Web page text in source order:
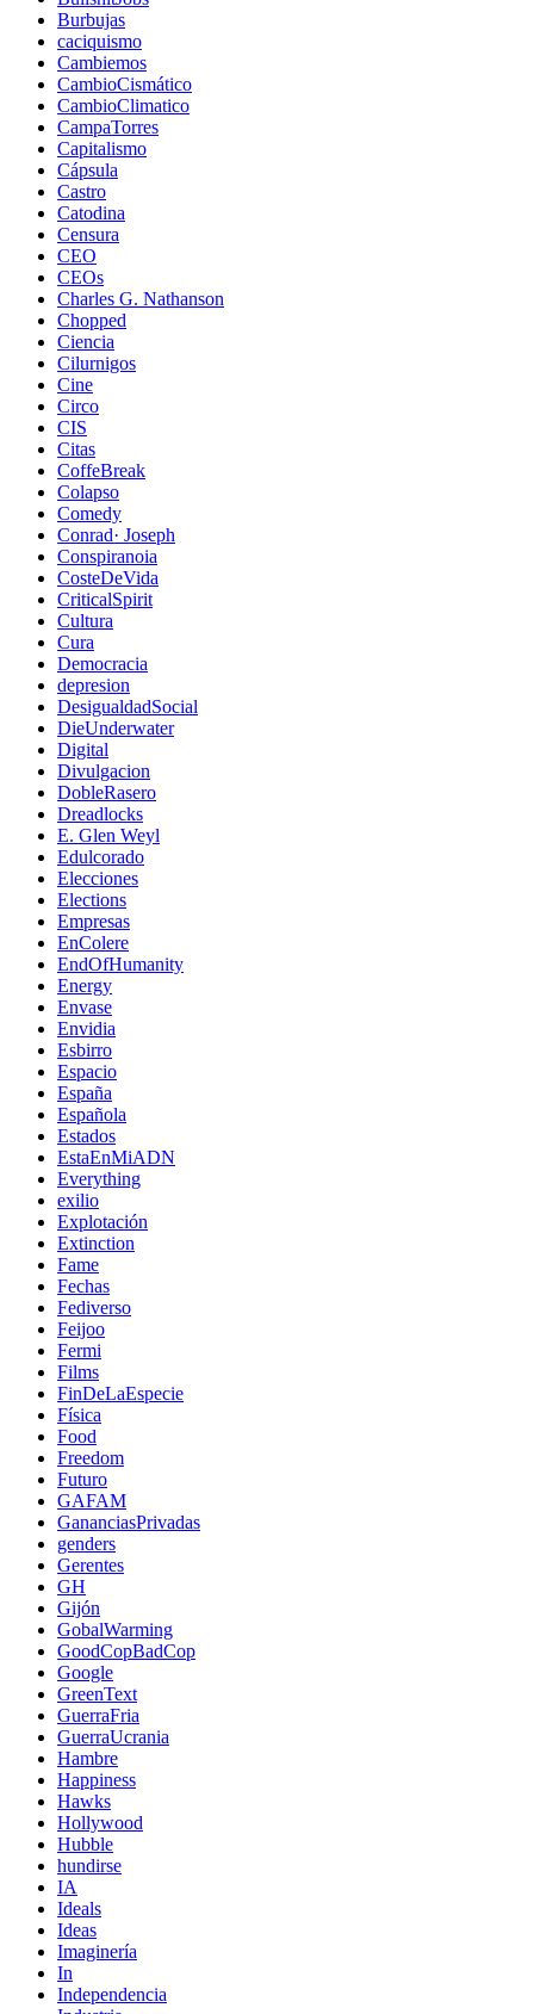
Burbujas
caciquismo
Cambiemos
CambioCismático
CambioClimatico
CampaTorres
Capitalismo
Cápsula
Castro
Catodina
Censura
CEO
CEOs
Charles G. Nathanson
Chopped
Ciencia
Cilurnigos
Cine
Circo
CIS
Citas
CoffeBreak
Colapso
Comedy
Conrad· Joseph
Conspiranoia
CosteDeVida
CriticalSpirit
Cultura
Cura
Democracia
depresion
DesigualdadSocial
DieUnderwater
Digital
Divulgacion
DobleRasero
Dreadlocks
E. Glen Weyl
Edulcorado
Elecciones
Elections
Empresas
EnColere
EndOfHumanity
Energy
Envase
Envidia
Esbirro
Espacio
España
Española
Estados
EstaEnMiADN
Everything
exilio
Explotación
Extinction
Fame
Fechas
Fediverso
Feijoo
Fermi
Films
FinDeLaEspecie
Física
Food
Freedom
Futuro
GAFAM
GananciasPrivadas
genders
Gerentes
GH
Gijón
GobalWarming
GoodCopBadCop
Google
GreenText
GuerraFria
GuerraUcrania
Hambre
Happiness
Hawks
Hollywood
Hubble
hundirse
IA
Ideals
Ideas
Imaginería
In
Independencia